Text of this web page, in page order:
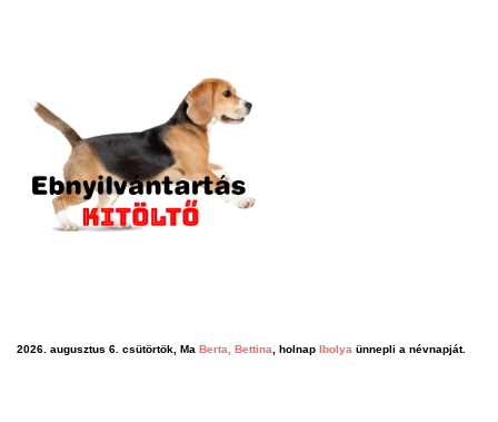
2026. augusztus 6. csütörtök, Ma Berta, Bettina, holnap Ibolya ünnepli a névnapját.